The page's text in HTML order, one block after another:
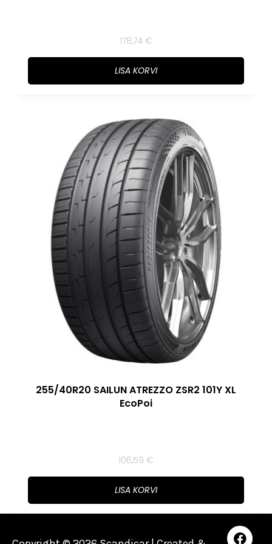
178,74 €
LISA KORVI
255/40R20 SAILUN ATREZZO ZSR2 101Y XL
EcoPoi
106,59 €
LISA KORVI